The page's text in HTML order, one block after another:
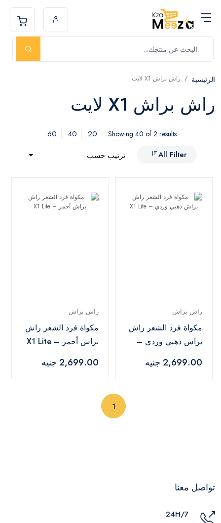
الرئيسية راش براش X1 لايت
راش براش X1 لايت
Showing 40 of 2 results
20
40
60
All Filter
ترتيب حسب
راش براش
مكواة فرد الشعر راش
براش ذهبي وردي –
2,699.00 جنيه
راش براش
مكواة فرد الشعر راش
براش أحمر – X1 Lite
2,699.00 جنيه
1
تواصل معنا
24H/7